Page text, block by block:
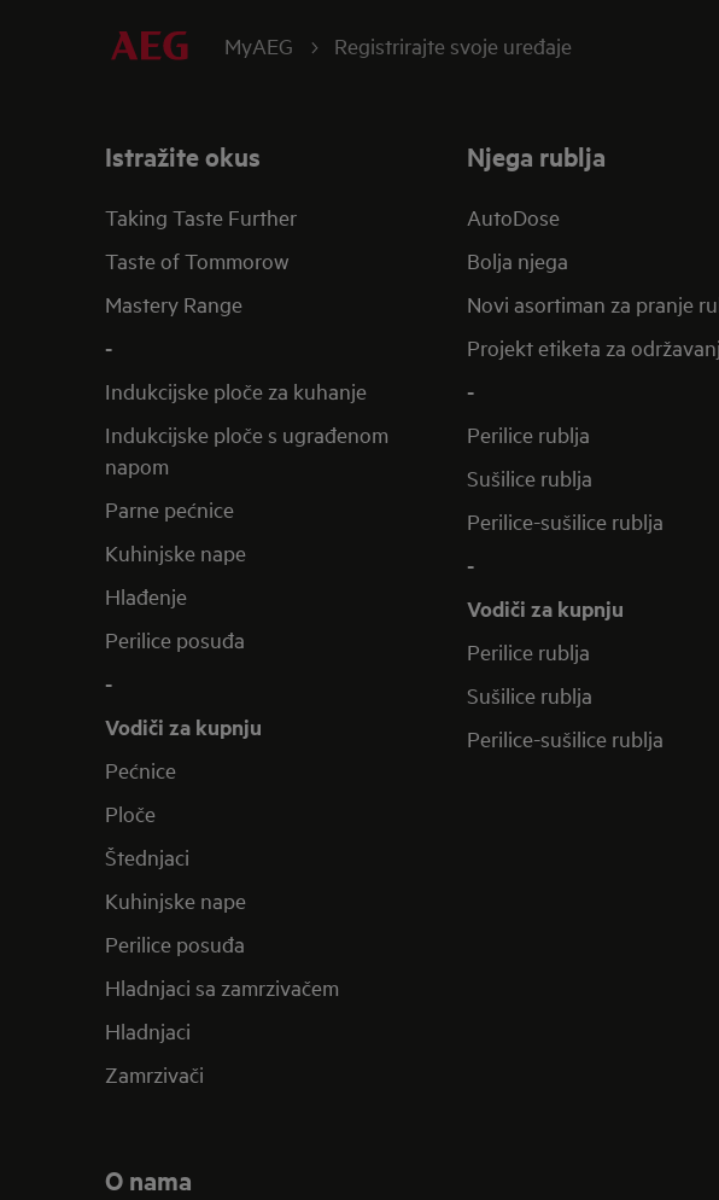
MyAEG Registrirajte svoje uređaje
Istražite okus
Taking Taste Further
Taste of Tommorow
Mastery Range
-
Indukcijske ploče za kuhanje
Indukcijske ploče s ugrađenom
napom
Parne pećnice
Kuhinjske nape
Hlađenje
Perilice posuđa
-
Vodiči za kupnju
Pećnice
Ploče
Štednjaci
Kuhinjske nape
Perilice posuđa
Hladnjaci sa zamrzivačem
Hladnjaci
Zamrzivači
Njega rublja
AutoDose
Bolja njega
Novi asortiman za pranje
Projekt etiketa za
-
Perilice rublja
Sušilice rublja
Perilice-sušilice rublja
-
Vodiči za kupnju
Perilice rublja
Sušilice rublja
Perilice-sušilice rublja
O nama